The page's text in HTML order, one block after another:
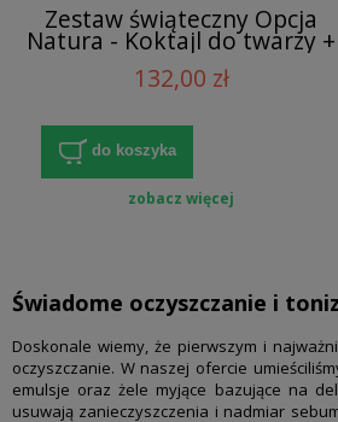
Zestaw świąteczny Opcja
Natura - Koktajl do twarzy +
Koktajl pod oczy
132,00 zł
do koszyka
zobacz więcej
Świadome oczyszczanie i
Doskonale wiemy, że pierwszym i
oczyszczanie. W naszej ofercie
emulsje oraz żele myjące bazujące na
usuwają zanieczyszczenia i nadmiar